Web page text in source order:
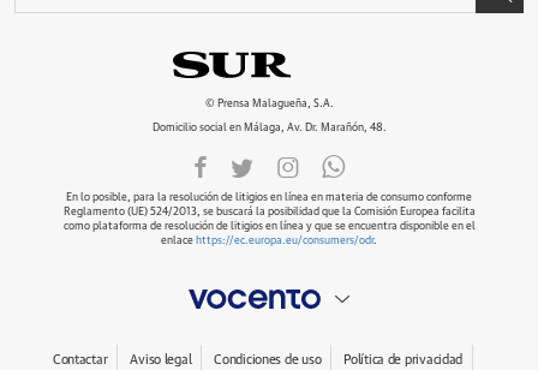
© Prensa Malagueña, S.A.
Domicilio social en Málaga, Av. Dr. Marañón, 48.
En lo posible, para la resolución de litigios en línea en materia de consumo conforme
Reglamento (UE) 524/2013, se buscará la posibilidad que la Comisión Europea facilita
como plataforma de resolución de litigios en línea y que se encuentra disponible en el
enlace https://ec.europa.eu/consumers/odr.
Contactar Aviso legal Condiciones de uso Política de privacidad